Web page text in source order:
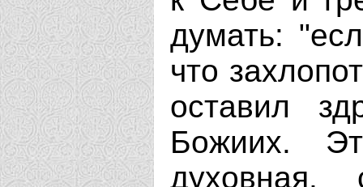
думать:
что
оставил
Божиих.